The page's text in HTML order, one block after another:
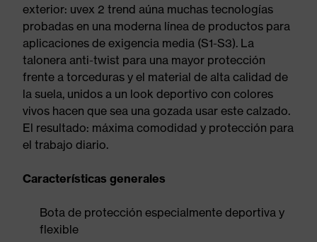
exterior: uvex 2 trend aúna muchas tecnologías
probadas en una moderna línea de productos para
aplicaciones de exigencia media (S1-S3). La
talonera anti-twist para una mayor protección
frente a torceduras y el material de alta calidad de
la suela, unidos a un look deportivo con colores
vivos hacen que sea una gozada usar este calzado.
El resultado: máxima comodidad y protección para
el trabajo diario.
Características generales
Bota de protección especialmente deportiva y
flexible